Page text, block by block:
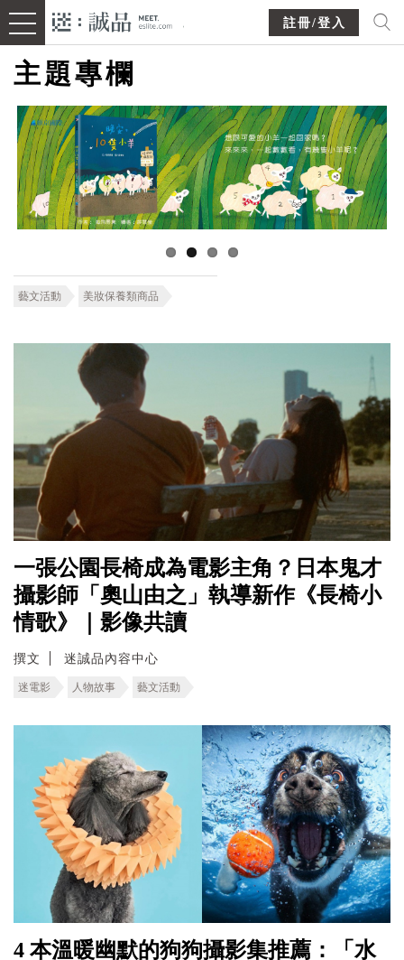
註冊/登入
主題專欄
藝文活動 美妝保養類商品
一張公園長椅成為電影主角？日本鬼才
攝影師「奧山由之」執導新作《長椅小
情歌》｜影像共讀
撰文 迷誠品內容中心
迷電影 人物故事 藝文活動
4 本溫暖幽默的狗狗攝影集推薦：「水